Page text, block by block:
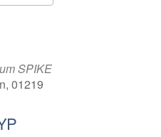
SPIKE
01219